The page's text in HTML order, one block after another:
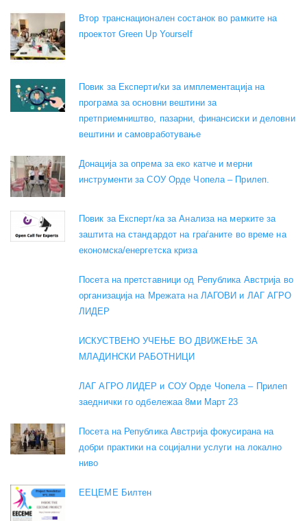
Втор транснационален состанок во рамките на
проектот Green Up Yourself
Повик за Експерти/ки за имплементација на
програма за основни вештини за
претприемништво, пазарни, финансиски и деловни
вештини и самовработување
Донација за опрема за еко катче и мерни
инструменти за СОУ Орде Чопела – Прилеп.
Повик за Експерт/ка за Анализа на мерките за
заштита на стандардот на граѓаните во време на
економска/енергетска криза
Посета на претставници од Република Австрија во
организација на Мрежата на ЛАГОВИ и ЛАГ АГРО
ЛИДЕР
ИСКУСТВЕНО УЧЕЊЕ ВО ДВИЖЕЊЕ ЗА
МЛАДИНСКИ РАБОТНИЦИ
ЛАГ АГРО ЛИДЕР и СОУ Орде Чопела – Прилеп
заеднички го одбележаа 8ми Март 23
Посета на Република Австрија фокусирана на
добри практики на социјални услуги на локално
ниво
EEЦЕМЕ Билтен